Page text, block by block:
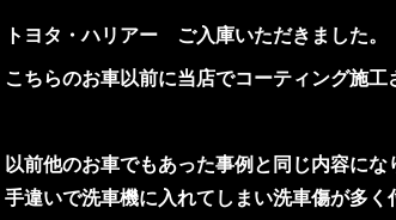
トヨタ・ハリアー ご入庫いただきました。
こちらのお車以前に当店でコーティング施工
以前他のお車でもあった事例と同じ内容に
手違いで洗車機に入れてしまい洗車傷が多